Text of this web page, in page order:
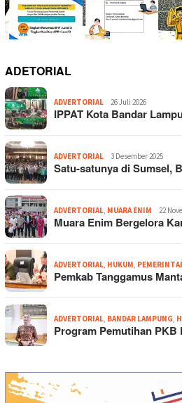
ADETORIAL
ADVERTORIAL 26 Juli 2026
IPPAT Kota Bandar
ADVERTORIAL 3 Desember 2025
Satu-satunya di Sumsel,
ADVERTORIAL MUARA ENIM 22
Muara Enim Bergelora
ADVERTORIAL HUKUM
Pemkab Tanggamus
ADVERTORIAL BANDAR LAMPUNG
Program Pemutihan